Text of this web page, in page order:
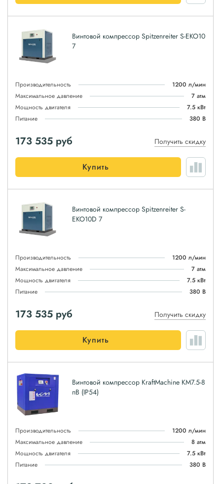
Винтовой компрессор Spitzenreiter S-EKO10
7
Производительность
1200 л/мин
Максимальное давление
7 атм
Мощность двигателя
7.5 кВт
Питание
380 В
173 535 руб Получить скидку
Купить
Винтовой компрессор Spitzenreiter S-
EKO10D 7
Производительность
1200 л/мин
Максимальное давление
7 атм
Мощность двигателя
7.5 кВт
Питание
380 В
173 535 руб Получить скидку
Купить
Винтовой компрессор KraftMachine KM7.5-8
пВ (IP54)
Производительность
1200 л/мин
Максимальное давление
8 атм
Мощность двигателя
7.5 кВт
Питание
380 В